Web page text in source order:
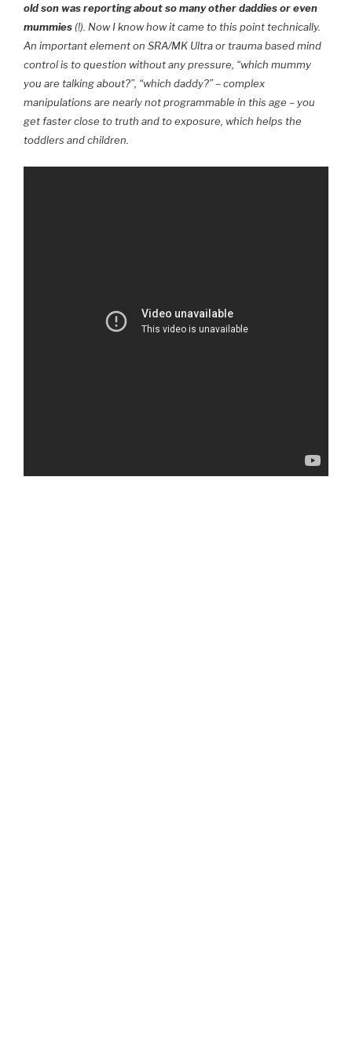
old son was reporting about so many other daddies or even
mummies(!). Now I know how it came to this point technically.
An important element on SRA/MK Ultra or trauma based mind
control is to question without any pressure, “which mummy
you are talking about?”, “which daddy?” – complex
manipulations are nearly not programmable in this age – you
get faster close to truth and to exposure, which helps the
toddlers and children.